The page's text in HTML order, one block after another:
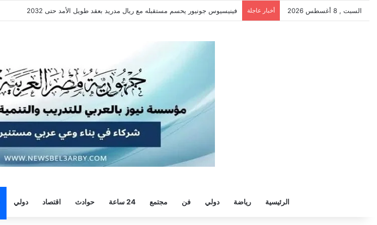
السبت , 8 أغسطس 2026 أخبار عاجلة سيلتيك يكثف مفاوضاته لحسم صفقة هيثم حسن.. واللاعب يُرحب
الرئيسية رياضة دولي فن مجتمع 24 ساعة حوادث اقتصاد دولي